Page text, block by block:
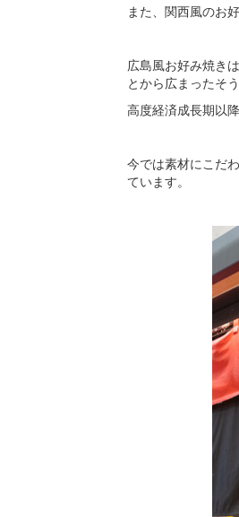
また、関西風のお
広島風お好み焼き
とから広まったそう
高度経済成長期以
今では素材にこだ
ています。